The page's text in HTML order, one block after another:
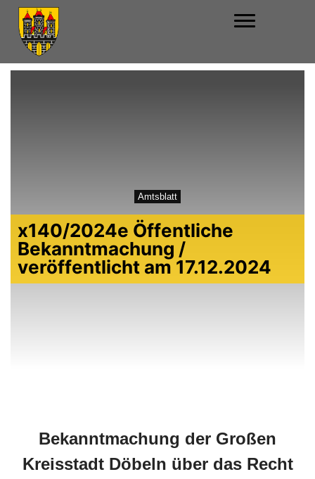
Amtsblatt
x140/2024e Öffentliche
Bekanntmachung /
veröffentlicht am 17.12.2024
Bekanntmachung der Großen
Kreisstadt Döbeln über das Recht